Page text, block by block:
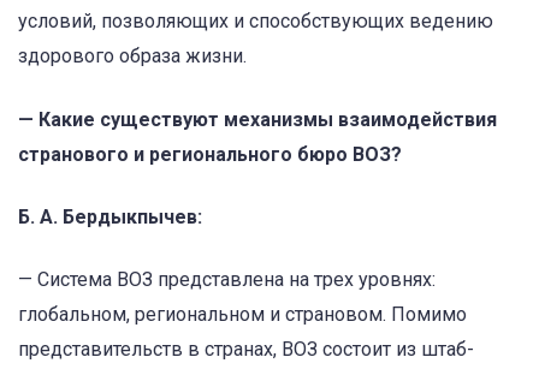
условий, позволяющих и способствующих ведению
здорового образа жизни.
— Какие существуют механизмы взаимодействия
странового и регионального бюро ВОЗ?
Б. А. Бердыкпычев:
— Система ВОЗ представлена на трех уровнях:
глобальном, региональном и страновом. Помимо
представительств в странах, ВОЗ состоит из штаб-